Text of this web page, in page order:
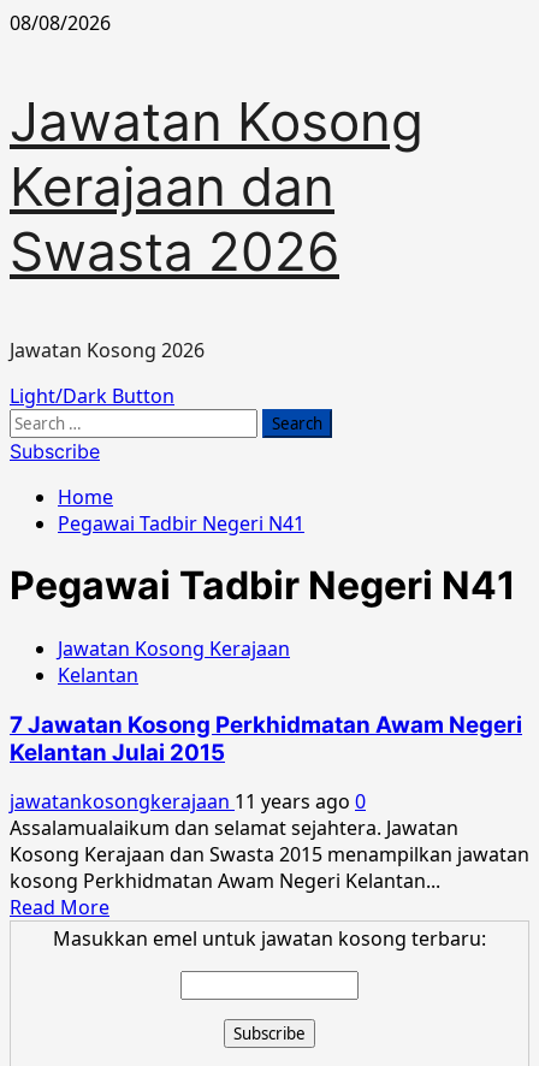
Skip
08/08/2026
Jawatan Kosong
Kerajaan dan
Swasta 2026
Jawatan Kosong 2026
Primary
Menu
Light/Dark Button
Search
for:
Subscribe
Home
Pegawai Tadbir Negeri N41
Pegawai Tadbir Negeri N41
Jawatan Kosong Kerajaan
Kelantan
7 Jawatan Kosong Perkhidmatan Awam Negeri
Kelantan Julai 2015
jawatankosongkerajaan 11 years ago 0
Assalamualaikum dan selamat sejahtera. Jawatan
Kosong Kerajaan dan Swasta 2015 menampilkan jawatan
kosong Perkhidmatan Awam Negeri Kelantan...
Read MoreRead
more
Masukkan emel untuk jawatan kosong terbaru: